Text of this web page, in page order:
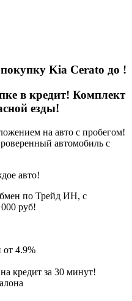
Kia Cerato до !
в кредит! Комплект
езды!
на авто с пробегом!
автомобиль с
авто!
по Трейд ИН, с
руб!
от 4.9%
кредит за 30 минут!